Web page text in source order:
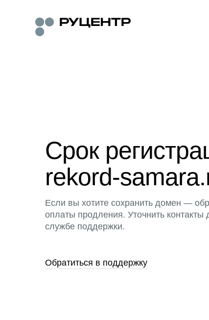
Срок
rekord-
Если вы хотите сохранить домен —
оплаты продления. Уточнить
службе поддержки.
Обратиться в поддержку